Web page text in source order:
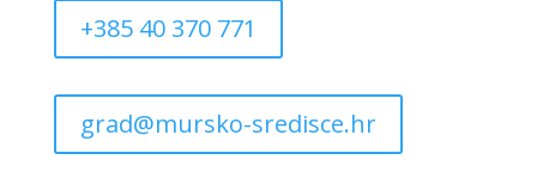
+385 40 370 771
grad@mursko-sredisce.hr